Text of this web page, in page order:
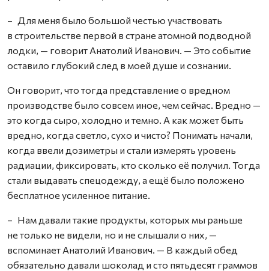
– Для меня было большой честью участвовать
в строительстве первой в стране атомной подводной
лодки, — говорит Анатолий Иванович. — Это событие
оставило глубокий след в моей душе и сознании.
Он говорит, что тогда представление о вредном
производстве было сов­сем иное, чем сейчас. Вредно —
это когда сыро, холодно и темно. А как может быть
вредно, когда светло, сухо и чисто? Понимать начали,
когда ввели дозиметры и стали измерять уровень
радиации, фиксировать, кто сколько её получил. Тогда
стали выдавать спецодежду, а ещё было положено
бесплатное усиленное питание.
– Нам давали такие продукты, которых мы раньше
не только не видели, но и не слышали о них, —
вспоминает Анатолий Иванович. — В каждый обед
обязательно давали шоколад и сто пятьдесят граммов